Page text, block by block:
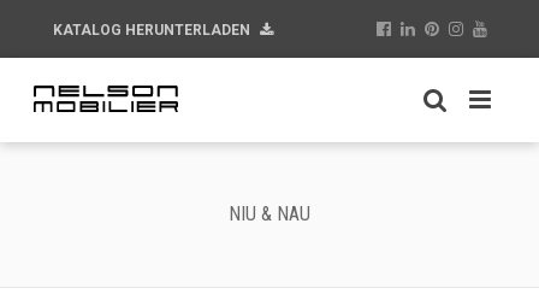
KATALOG HERUNTERLADEN
NIU & NAU